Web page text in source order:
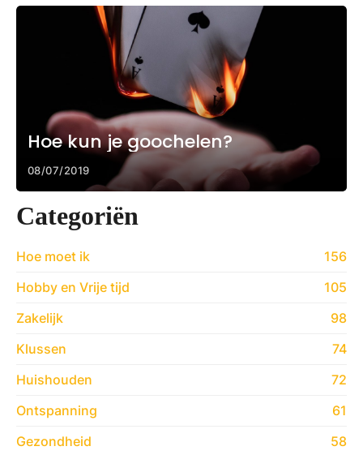
Hoe kun je goochelen?
08/07/2019
Categoriën
Hoe moet ik
156
Hobby en Vrije tijd
105
Zakelijk
98
Klussen
74
Huishouden
72
Ontspanning
61
Gezondheid
58